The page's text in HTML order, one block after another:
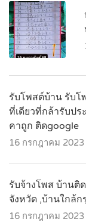
รับโพสต์บ้าน รับโ
ที่เดียวที่กล้ารับป
คาถูก ติดgoogle
16 กรกฎาคม 2023
รับจ้างโพส บ้านติ
จังหวัด ,บ้านใกล้ก
16 กรกฎาคม 2023